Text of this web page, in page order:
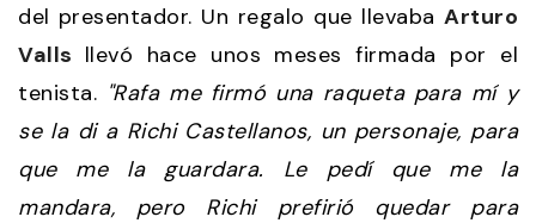
del presentador. Un regalo que llevaba Arturo
Valls llevó hace unos meses firmada por el
tenista. "Rafa me firmó una raqueta para mí y
se la di a Richi Castellanos, un personaje, para
que me la guardara. Le pedí que me la
mandara, pero Richi prefirió quedar para